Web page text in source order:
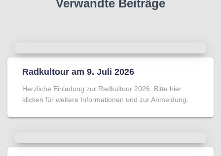
Verwandte Beiträge
Radkultour am 9. Juli 2026
Herzliche Einladung zur Radkultour 2026. Bitte hier
klicken für weitere Informationen und zur Anmeldung.